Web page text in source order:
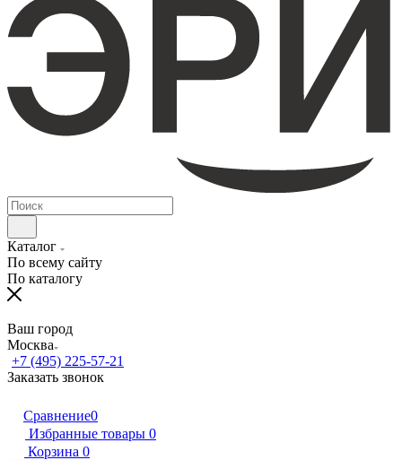
Каталог
По всему сайту
По каталогу
Ваш город
Москва
+7 (495) 225-57-21
Заказать звонок
Сравнение0
Избранные товары 0
Корзина 0